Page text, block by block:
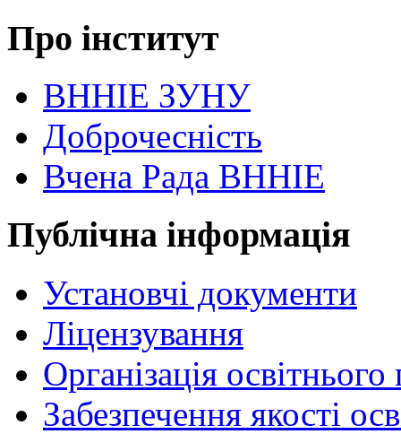
Про інститут
ВННІЕ ЗУНУ
Доброчесність
Вчена Рада ВННІЕ
Публічна інформація
Установчі документи
Ліцензування
Організація
Забезпечення якості